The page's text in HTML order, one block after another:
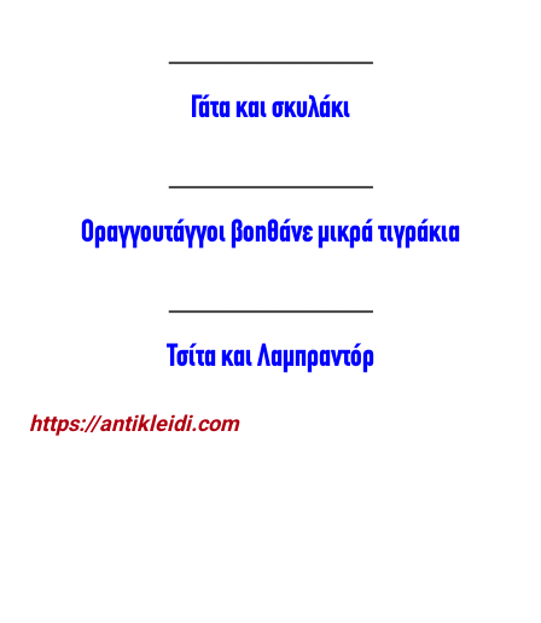
Γάτα και σκυλάκι
Οραγγουτάγγοι βοηθάνε μικρά τιγράκια
Τσίτα και Λαμπραντόρ
https://antikleidi.com